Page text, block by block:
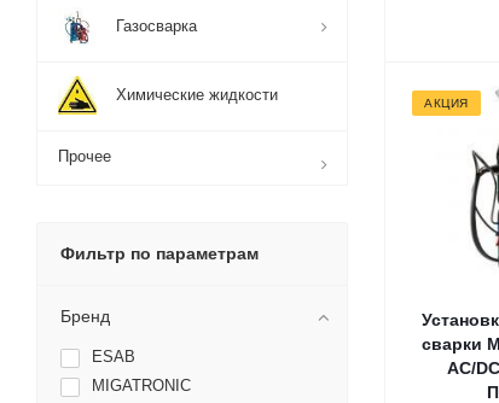
АКЦИЯ
сварки
AC/
Газосварка
Химические жидкости
Прочее
Фильтр по параметрам
Бренд
ESAB
MIGATRONIC